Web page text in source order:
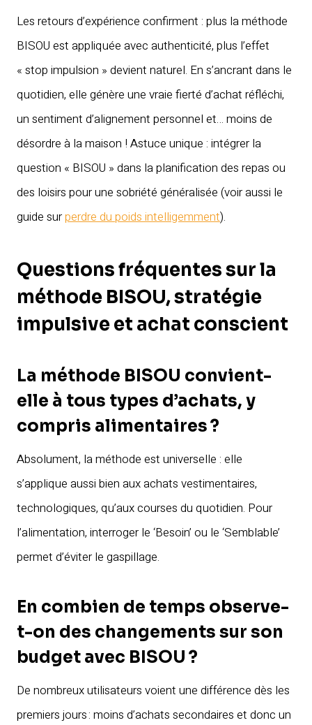
Les retours d’expérience confirment : plus la méthode
BISOU est appliquée avec authenticité, plus l’effet
« stop impulsion » devient naturel. En s’ancrant dans le
quotidien, elle génère une vraie fierté d’achat réfléchi,
un sentiment d’alignement personnel et… moins de
désordre à la maison ! Astuce unique : intégrer la
question « BISOU » dans la planification des repas ou
des loisirs pour une sobriété généralisée (voir aussi le
guide surperdre du poids intelligemment).
Questions fréquentes sur la
méthode BISOU, stratégie
impulsive et achat conscient
La méthode BISOU convient-
elle à tous types d’achats, y
compris alimentaires ?
Absolument, la méthode est universelle : elle
s’applique aussi bien aux achats vestimentaires,
technologiques, qu’aux courses du quotidien. Pour
l’alimentation, interroger le ‘Besoin’ ou le ‘Semblable’
permet d’éviter le gaspillage.
En combien de temps observe-
t-on des changements sur son
budget avec BISOU ?
De nombreux utilisateurs voient une différence dès les
premiers jours : moins d’achats secondaires et donc un